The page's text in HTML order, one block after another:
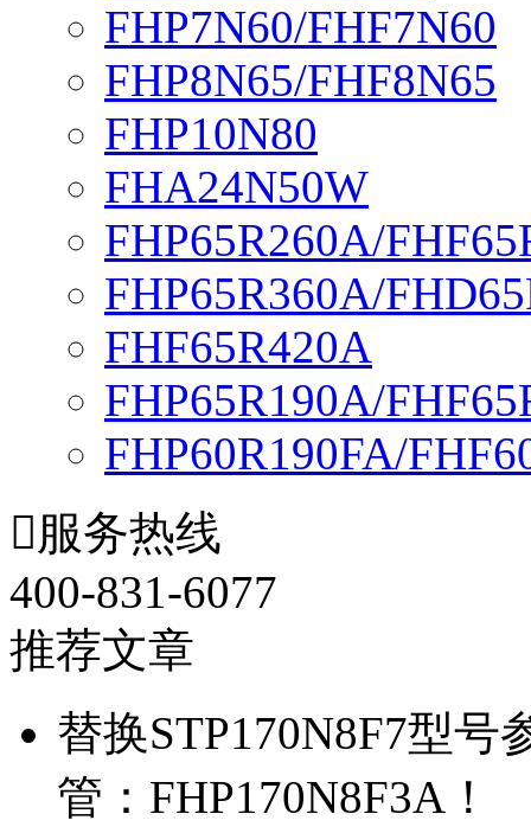
FHP7N60/FHF7N60
FHP8N65/FHF8N65
FHP10N80
FHA24N50W
FHP65R260A/
FHP65R360A/
FHF65R420A
FHP65R190A/
FHP60R190FA/
服务热线
400-831-6077
推荐文章
替换STP170N8F7型
管：FHP170N8F3A！